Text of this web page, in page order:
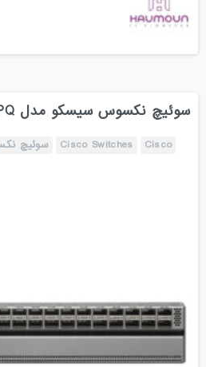
سوئیچ نکسوس سیسکو مدل Nexus N9K-C9336PQ
Cisco
Cisco Switches سوئیچ